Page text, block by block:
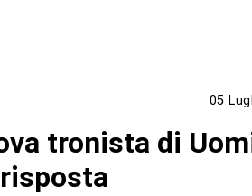
05
tronista di